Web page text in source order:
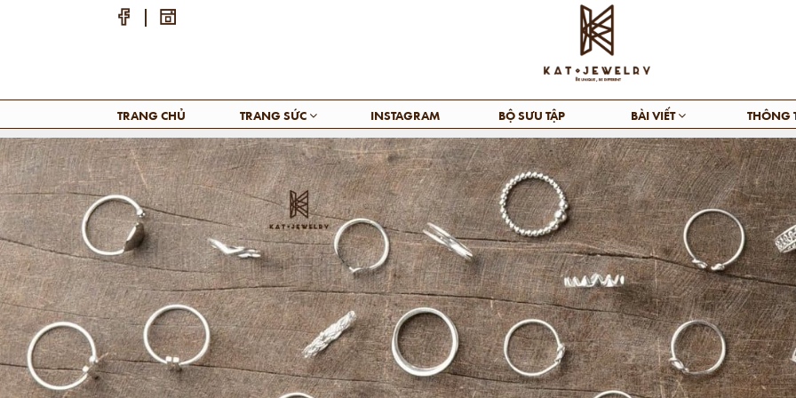
TRANG CHỦ TRANG SỨC INSTAGRAM BỘ SƯU TẬP BÀI VIẾT THÔNG